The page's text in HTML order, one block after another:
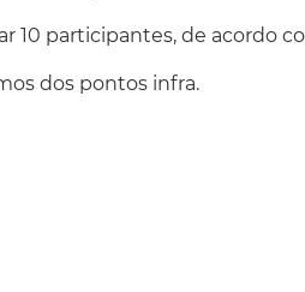
10 participantes, de acordo
dos pontos infra.